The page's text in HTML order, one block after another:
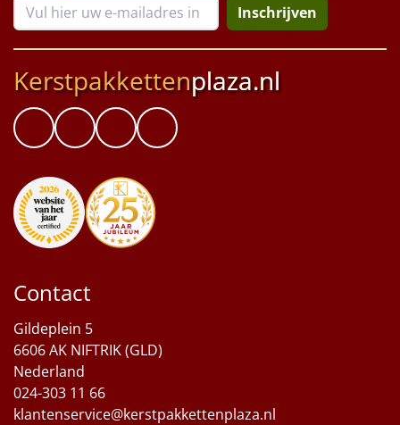
Inschrijven
Kerstpakkettenplaza.nl
Contact
Gildeplein 5
6606 AK NIFTRIK (GLD)
Nederland
024-303 11 66
klantenservice@kerstpakkettenplaza.nl